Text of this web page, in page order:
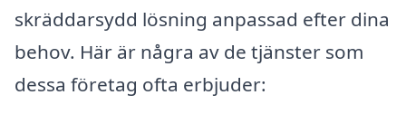
skräddarsydd lösning anpassad efter dina
behov. Här är några av de tjänster som
dessa företag ofta erbjuder: